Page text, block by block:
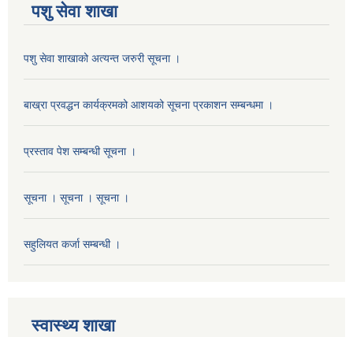
पशु सेवा शाखा
पशु सेवा शाखाको अत्यन्त जरुरी सूचना ।
बाख्रा प्रवद्धन कार्यक्रमको आशयको सूचना प्रकाशन सम्बन्धमा ।
प्रस्ताव पेश सम्बन्धी सूचना ।
सूचना । सूचना । सूचना ।
सहुलियत कर्जा सम्बन्धी ।
स्वास्थ्य शाखा